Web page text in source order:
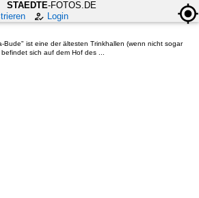
STAEDTE-FOTOS.DE
Login
Bude" ist eine der ältesten Trinkhallen (wenn nicht sogar
sich auf dem Hof des ...